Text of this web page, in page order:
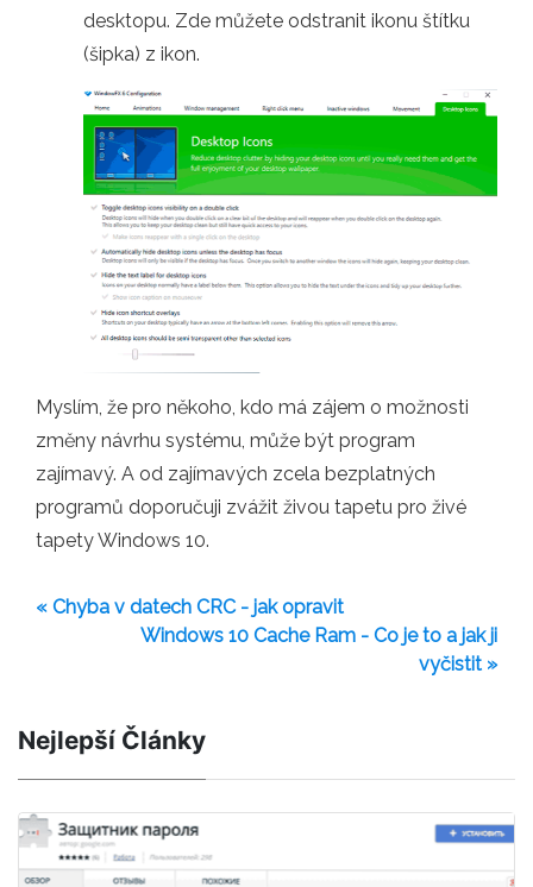
desktopu. Zde můžete odstranit ikonu štítku
(šipka) z ikon.
Myslím, že pro někoho, kdo má zájem o možnosti
změny návrhu systému, může být program
zajímavý. A od zajímavých zcela bezplatných
programů doporučuji zvážit živou tapetu pro živé
tapety Windows 10.
« Chyba v datech CRC - jak opravit
Windows 10 Cache Ram - Co je to a jak ji
vyčistit »
Nejlepší Články